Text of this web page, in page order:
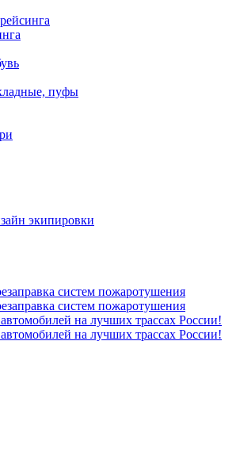
пуфы
экипировки
систем пожаротушения
систем пожаротушения
на лучших трассах России!
на лучших трассах России!